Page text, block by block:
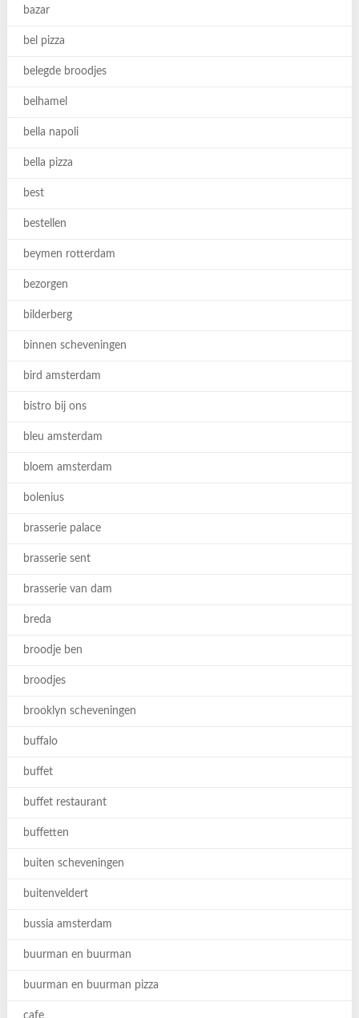
bazar
bel pizza
belegde broodjes
belhamel
bella napoli
bella pizza
best
bestellen
beymen rotterdam
bezorgen
bilderberg
binnen scheveningen
bird amsterdam
bistro bij ons
bleu amsterdam
bloem amsterdam
bolenius
brasserie palace
brasserie sent
brasserie van dam
breda
broodje ben
broodjes
brooklyn scheveningen
buffalo
buffet
buffet restaurant
buffetten
buiten scheveningen
buitenveldert
bussia amsterdam
buurman en buurman
buurman en buurman pizza